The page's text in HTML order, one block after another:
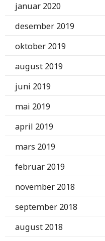
januar 2020
desember 2019
oktober 2019
august 2019
juni 2019
mai 2019
april 2019
mars 2019
februar 2019
november 2018
september 2018
august 2018